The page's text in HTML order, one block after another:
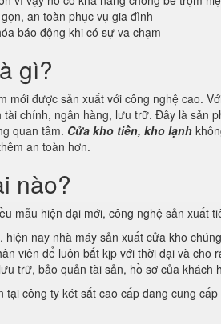
an toàn phục vụ gia đình
báo động khi có sự va chạm
gì?
mới được sản xuất với công nghệ cao.
chính, ngân hàng, lưu trữ. Đây là sản
quan tâm. Cửa kho tiền, kho lạnh
an toàn hơn.
nào?
mẫu hiện đại mới, công nghệ sản xuất
nay nhà máy sản xuất cửa kho
viên để luôn bắt kịp với thời đại và cho
trữ, bảo quản tài sản, hồ sơ của khách
công ty két sắt cao cấp đang cung